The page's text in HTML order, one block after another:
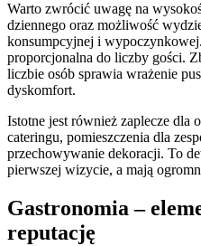
Warto zwrócić uwagę na
dziennego oraz możliwość
konsumpcyjnej i
proporcjonalna do liczby gości.
liczbie osób sprawia wrażenie
dyskomfort.
Istotne jest również zaplecze dla
cateringu, pomieszczenia dla
przechowywanie dekoracji. To
pierwszej wizycie, a mają
Gastronomia –
reputację